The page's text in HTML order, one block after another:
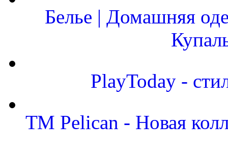
Белье | Домашняя
PlayToday -
ТМ Pelican - Новая